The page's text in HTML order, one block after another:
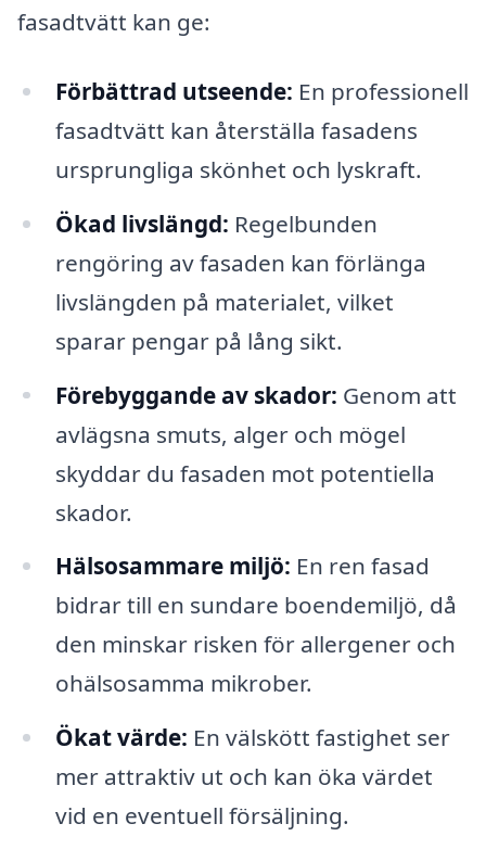
fasadtvätt kan ge:
Förbättrad utseende: En professionell
fasadtvätt kan återställa fasadens
ursprungliga skönhet och lyskraft.
Ökad livslängd: Regelbunden
rengöring av fasaden kan förlänga
livslängden på materialet, vilket
sparar pengar på lång sikt.
Förebyggande av skador: Genom att
avlägsna smuts, alger och mögel
skyddar du fasaden mot potentiella
skador.
Hälsosammare miljö: En ren fasad
bidrar till en sundare boendemiljö, då
den minskar risken för allergener och
ohälsosamma mikrober.
Ökat värde: En välskött fastighet ser
mer attraktiv ut och kan öka värdet
vid en eventuell försäljning.